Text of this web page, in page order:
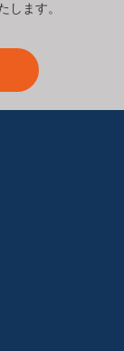
します。